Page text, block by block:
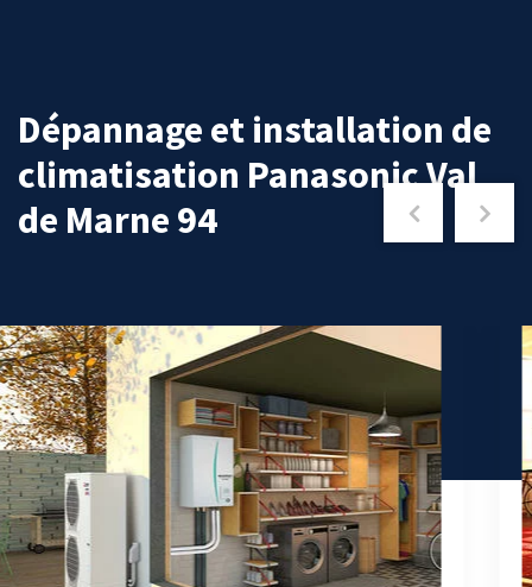
Dépannage et installation de
climatisation Panasonic Val
de Marne 94